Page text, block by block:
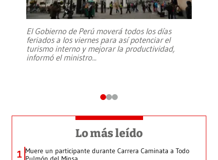
El Gobierno de Perú moverá todos los días
feriados a los viernes para así potenciar el
turismo interno y mejorar la productividad,
informó el ministro...
Lo más leído
1 Muere un participante durante Carrera Caminata a Todo